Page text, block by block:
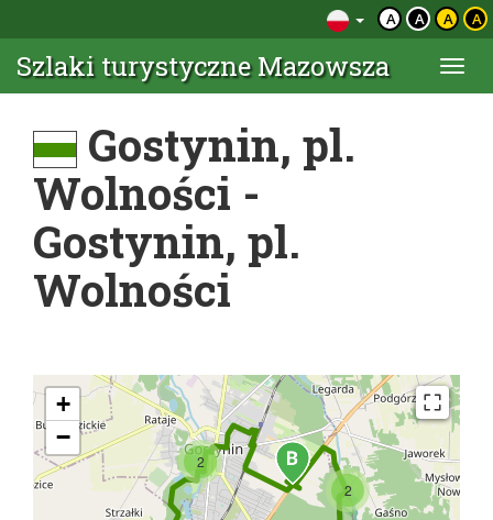
A A A A
Szlaki turystyczne Mazowsza
Gostynin, pl.
Wolności -
Gostynin, pl.
Wolności
2
2
+
−